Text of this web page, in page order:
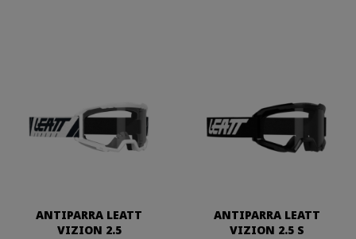
ANTIPARRA LEATT
VIZION 2.5
ANTIPARRA LEATT
VIZION 2.5 S